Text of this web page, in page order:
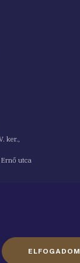
ker.,
utca
ELFOGADOM